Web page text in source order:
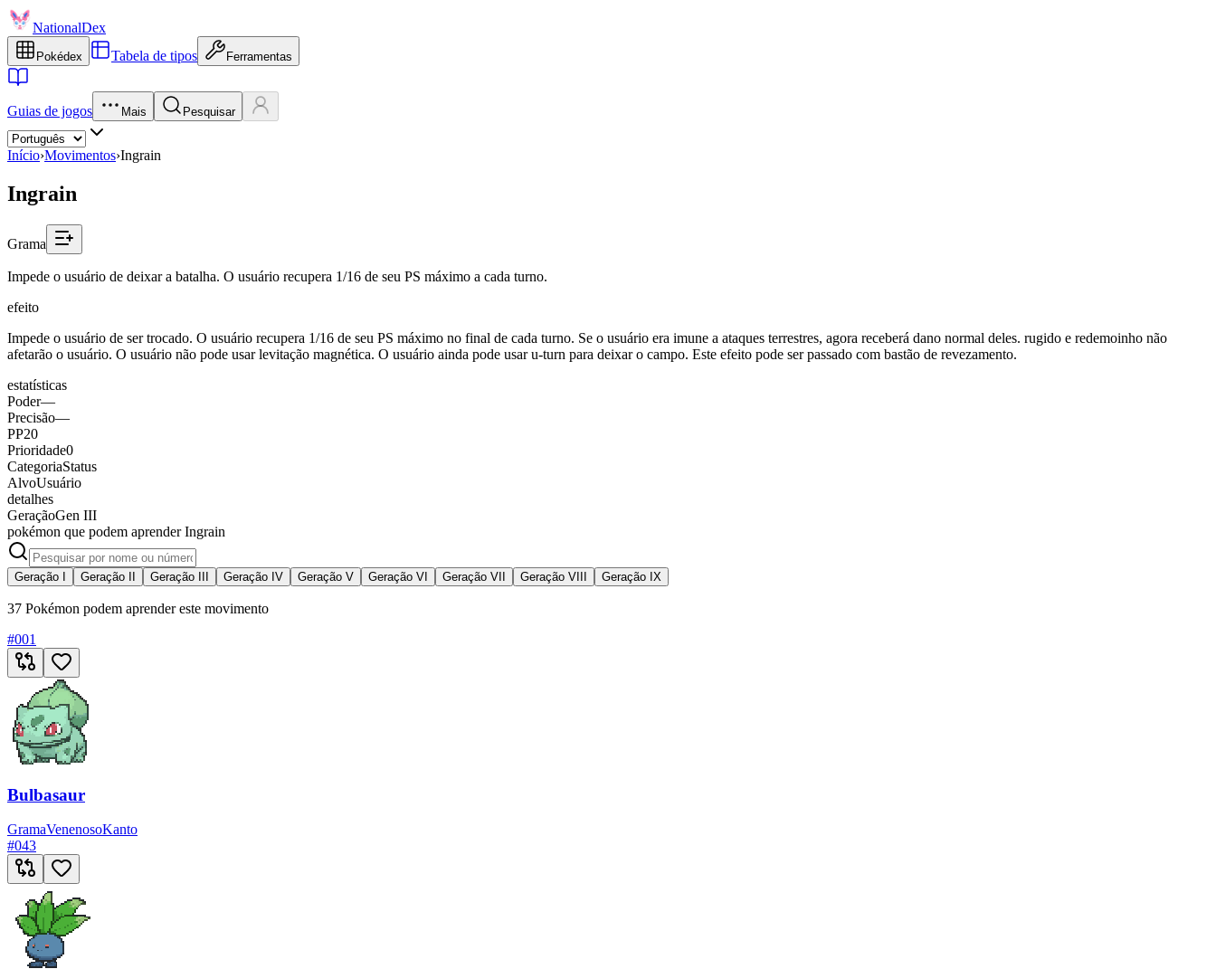
NationalDex
Pokédex Tabela de tipos Ferramentas
Guias de jogos Mais Pesquisar
Início›Movimentos›Ingrain
Ingrain
Grama
Impede o usuário de deixar a batalha. O usuário recupera 1/16 de seu PS máximo a cada turno.
efeito
Impede o usuário de ser trocado. O usuário recupera 1/16 de seu PS máximo no final de cada turno. Se o usuário era imune a ataques terrestres, agora receberá dano normal deles. rugido e redemoinho não
afetarão o usuário. O usuário não pode usar levitação magnética. O usuário ainda pode usar u-turn para deixar o campo. Este efeito pode ser passado com bastão de revezamento.
estatísticas
Poder—
Precisão—
PP20
Prioridade0
CategoriaStatus
AlvoUsuário
detalhes
GeraçãoGen III
pokémon que podem aprender Ingrain
Geração I Geração II Geração III Geração IV Geração V Geração VI Geração VII Geração VIII Geração IX
37 Pokémon podem aprender este movimento
#001
Bulbasaur
GramaVenenosoKanto
#043